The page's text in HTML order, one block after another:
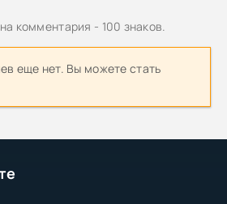
комментария - 100 знаков.
еще нет. Вы можете стать